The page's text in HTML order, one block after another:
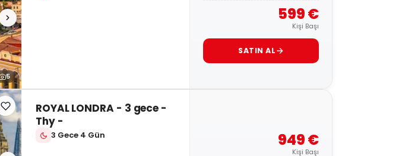
5
599 €
Kişi Başı
SATIN AL
ROYAL LONDRA - 3 gece -
Thy -
3 Gece 4 Gün 949 €
Kişi Başı